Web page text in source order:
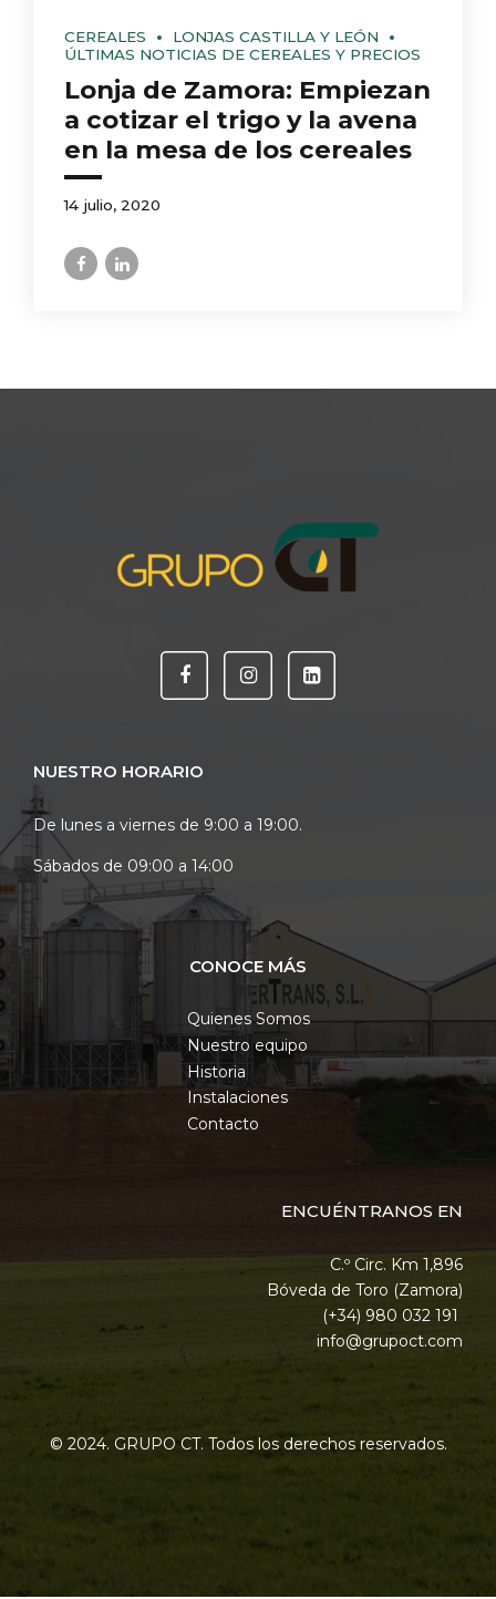
CEREALES
LONJAS CASTILLA Y LEÓN
ÚLTIMAS NOTICIAS DE CEREALES Y PRECIOS
Lonja de Zamora: Empiezan
a cotizar el trigo y la avena
en la mesa de los cereales
14 julio, 2020
NUESTRO HORARIO
De lunes a viernes de 9:00 a 19:00.
Sábados de 09:00 a 14:00
CONOCE MÁS
Quienes Somos
Nuestro equipo
Historia
Instalaciones
Contacto
ENCUÉNTRANOS EN
C.º Circ. Km 1,896
Bóveda de Toro (Zamora)
(+34) 980 032 191
info@grupoct.com
© 2024. GRUPO CT. Todos los derechos reservados.